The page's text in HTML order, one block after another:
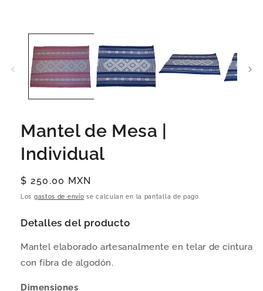
Mantel de Mesa |
Individual
Precio
habitual
$ 250.00 MXN
Los gastos de envío se calculan en la pantalla de pago.
Detalles del producto
Mantel elaborado artesanalmente en telar de cintura
con fibra de algodón.
Dimensiones